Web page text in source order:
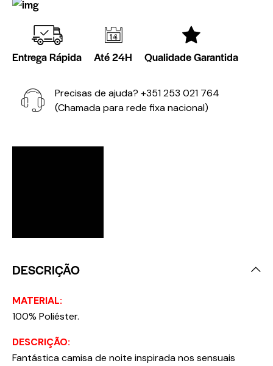
Entrega Rápida Até 24H Qualidade Garantida
Precisas de ajuda? +351 253 021 764
(Chamada para rede fixa nacional)
DESCRIÇÃO
MATERIAL:
100% Poliéster.
DESCRIÇÃO:
Fantástica camisa de noite inspirada nos sensuais